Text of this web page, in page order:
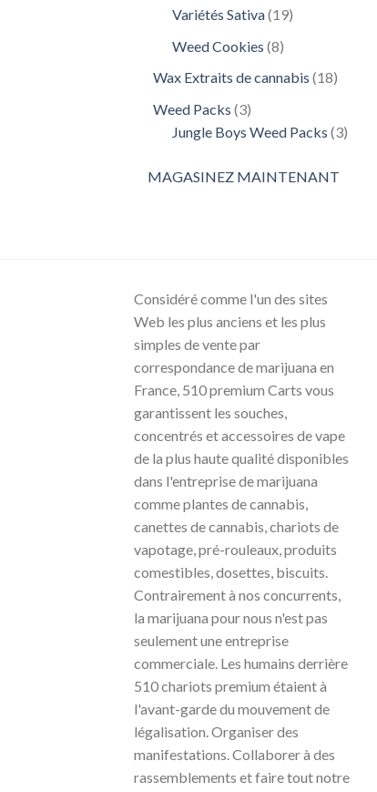
Variétés Sativa 1919
Weed Cookies 88
Wax Extraits de cannabis 1818
Weed Packs 33
produits
Jungle Boys Weed Packs 33
MAGASINEZ MAINTENANT
Considéré comme l'un des sites
Web les plus anciens et les plus
simples de vente par
correspondance de marijuana en
France, 510 premium Carts vous
garantissent les souches,
concentrés et accessoires de vape
de la plus haute qualité disponibles
dans l'entreprise de marijuana
comme plantes de cannabis,
canettes de cannabis, chariots de
vapotage, pré-rouleaux, produits
comestibles, dosettes, biscuits.
Contrairement à nos concurrents,
la marijuana pour nous n'est pas
seulement une entreprise
commerciale. Les humains derrière
510 chariots premium étaient à
l'avant-garde du mouvement de
légalisation. Organiser des
manifestations. Collaborer à des
rassemblements et faire tout notre